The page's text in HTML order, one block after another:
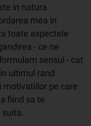
in natura
mea in
toate aspectele
- ce ne
sensul - cat
ultimul rand
motivatiilor pe care
fiind sa te
suita.